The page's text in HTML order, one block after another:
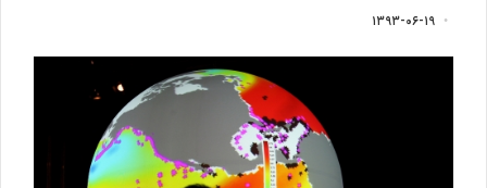
۱۳۹۳-۰۶-۱۹